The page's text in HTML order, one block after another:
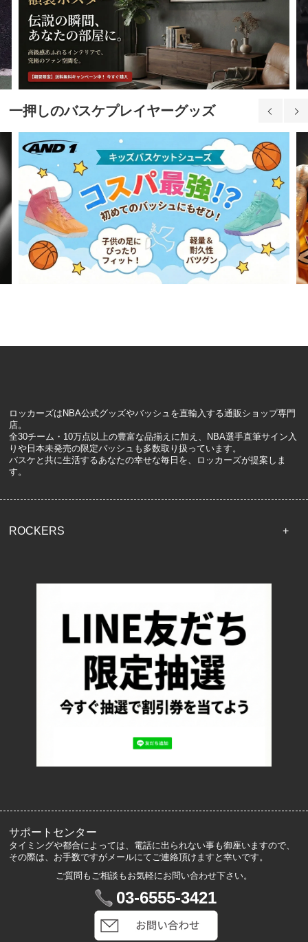
一押しのバスケプレイヤーグッズ
ロッカーズはNBA公式グッズやバッシュを直輸入する通販ショップ専門
店。
全30チーム・10万点以上の豊富な品揃えに加え、NBA選手直筆サイン入
りや日本未発売の限定バッシュも多数取り扱っています。
バスケと共に生活するあなたの幸せな毎日を、ロッカーズが提案しま
す。
ROCKERS
配送・送料について
お支払い方法について
特定商取引法に基づく表記
プライバシーポリシー
ロッカーズについて
サポートセンター
タイミングや都合によっては、電話に出られない事も御座いますので、
その際は、お手数ですがメールにてご連絡頂けますと幸いです。
ご質問もご相談もお気軽にお問い合わせ下さい。
03-6555-3421